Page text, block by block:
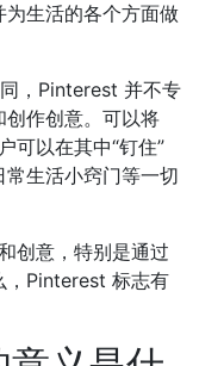
生活的各个方面做
，Pinterest 并不专
作创意。可以将
可以在其中“钉住”
生活小窍门等一切
创意，特别是通过
，Pinterest 标志有